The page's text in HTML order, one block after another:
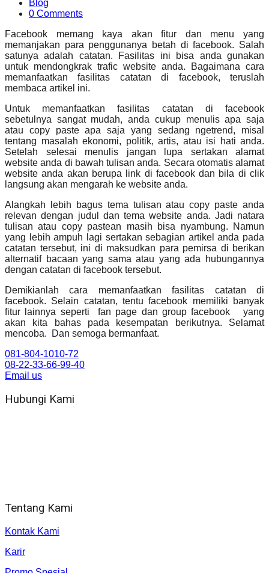
Blog
0 Comments
Facebook memang kaya akan fitur dan menu yang
memanjakan para penggunanya betah di facebook. Salah
satunya adalah catatan. Fasilitas ini bisa anda gunakan
untuk mendongkrak trafic website anda. Bagaimana cara
memanfaatkan fasilitas catatan di facebook, teruslah
membaca artikel ini.
Untuk memanfaatkan fasilitas catatan di facebook
sebetulnya sangat mudah, anda cukup menulis apa saja
atau copy paste apa saja yang sedang ngetrend, misal
tentang masalah ekonomi, politik, artis, atau isi hati anda.
Setelah selesai menulis jangan lupa sertakan alamat
website anda di bawah tulisan anda. Secara otomatis alamat
website anda akan berupa link di facebook dan bila di clik
langsung akan mengarah ke website anda.
Alangkah lebih bagus tema tulisan atau copy paste anda
relevan dengan judul dan tema website anda. Jadi natara
tulisan atau copy pastean masih bisa nyambung. Namun
yang lebih ampuh lagi sertakan sebagian artikel anda pada
catatan tersebut, ini di maksudkan para pemirsa di berikan
alternatif bacaan yang sama atau yang ada hubungannya
dengan catatan di facebook tersebut.
Demikianlah cara memanfaatkan fasilitas catatan di
facebook. Selain catatan, tentu facebook memiliki banyak
fitur lainnya seperti fan page dan group facebook yang
akan kita bahas pada kesempatan berikutnya. Selamat
mencoba. Dan semoga bermanfaat.
081-804-1010-72
08-22-33-66-99-40
Email us
Hubungi Kami
Tentang Kami
Kontak Kami
Karir